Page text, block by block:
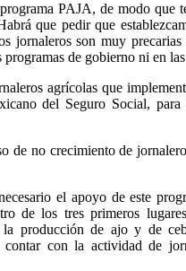
PAJA, de modo que
que pedir que
jornaleros son muy
programas de gobierno ni en
agrícolas que
del Seguro Social,
de no crecimiento de
el apoyo de este
de los tres primeros
producción de ajo y de
contar con la actividad de